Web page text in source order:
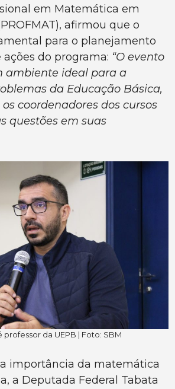
em Matemática em
afirmou que o
para o planejamento
do programa: “O evento
ambiente ideal para a
da Educação Básica,
coordenadores dos cursos
questões em suas
professor da UEPB | Foto: SBM
importância da matemática
a Deputada Federal Tabata